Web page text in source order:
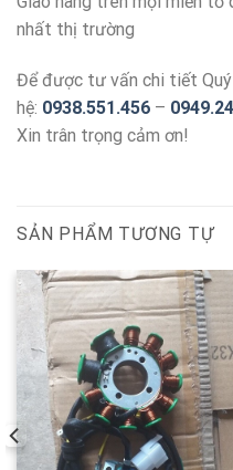
nhất thị trường
Để được tư vấn chi tiết Quý
hệ: 0938.551.456 –
Xin trân trọng cảm ơn!
SẢN PHẨM TƯƠNG TỰ